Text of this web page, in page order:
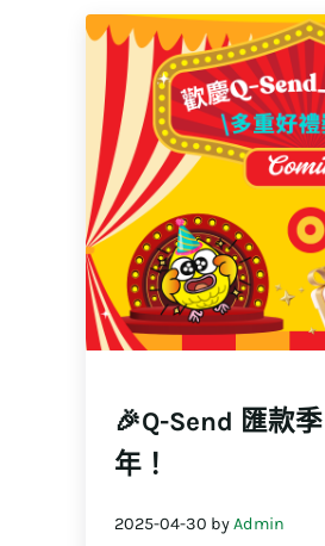
🎉Q-Send 匯款
年！
2025-04-30 byAdmin